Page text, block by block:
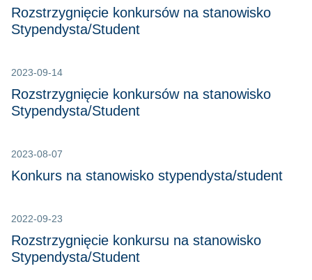
Rozstrzygnięcie konkursów na stanowisko
Stypendysta/Student
2023-09-14
Rozstrzygnięcie konkursów na stanowisko
Stypendysta/Student
2023-08-07
Konkurs na stanowisko stypendysta/student
2022-09-23
Rozstrzygnięcie konkursu na stanowisko
Stypendysta/Student